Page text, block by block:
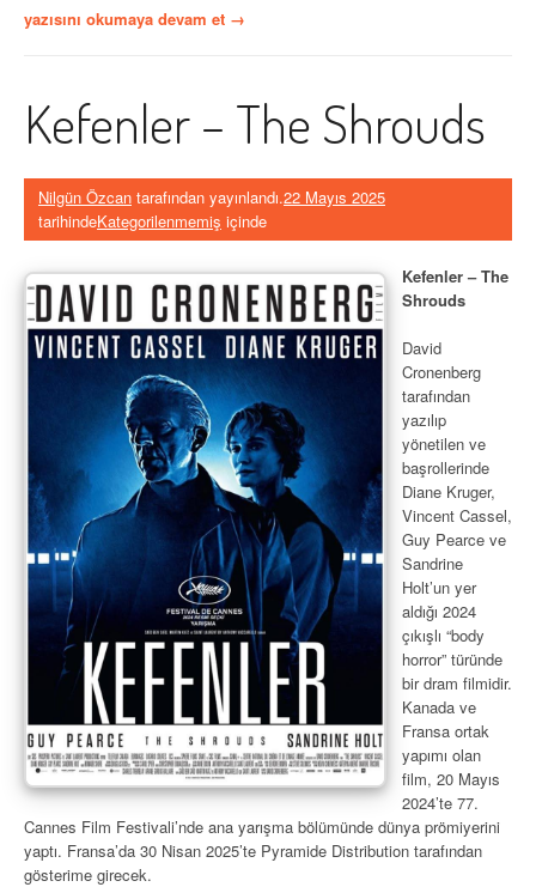
“Aşkın
yazısını okumaya devam et →
Kefenler – The Shrouds
Nilgün Özcan tarafından yayınlandı.22 Mayıs 2025
tarihindeKategorilenmemiş içinde
Kefenler – The
Shrouds
David
Cronenberg
tarafından
yazılıp
yönetilen ve
başrollerinde
Diane Kruger,
Vincent Cassel,
Guy Pearce ve
Sandrine
Holt’un yer
aldığı 2024
çıkışlı “body
horror” türünde
bir dram filmidir.
Kanada ve
Fransa ortak
yapımı olan
film, 20 Mayıs
2024’te 77.
Cannes Film Festivali’nde ana yarışma bölümünde dünya prömiyerini
yaptı. Fransa’da 30 Nisan 2025’te Pyramide Distribution tarafından
gösterime girecek.